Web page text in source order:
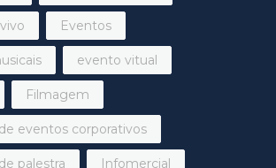
Eventos
evento vitual
Filmagem
eventos corporativos
palestra Infomercial